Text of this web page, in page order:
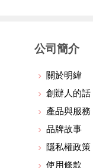
公司簡介
關於明緯
創辦人的話
產品與服務
品牌故事
隱私權政策
使用條款